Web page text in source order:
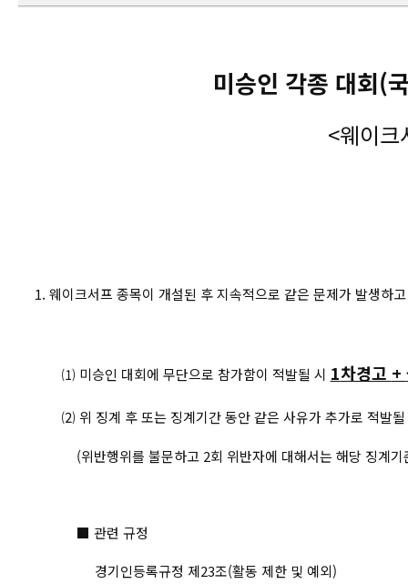
미승인 각종 대회(
<웨이
1. 웨이크서프 종목이 개설된 후 지속적으로 같은 문제가 발생하
⑴ 미승인 대회에 무단으로 참가함이 적발될 시 1차경고 +
⑵ 위 징계 후 또는 징계기간 동안 같은 사유가 추가로 적발
(위반행위를 불문하고 2회 위반자에 대해서는 해당 징계기준
■ 관련 규정
경기인등록규정 제23조(활동 제한 및 예외)